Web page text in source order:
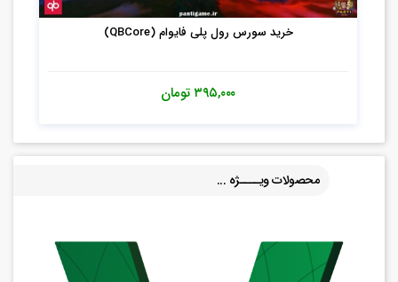
خرید سورس رول پلی فایوام (QBCore)
۳۹۵,۰۰۰تومان
محصولات ویــــژه ...